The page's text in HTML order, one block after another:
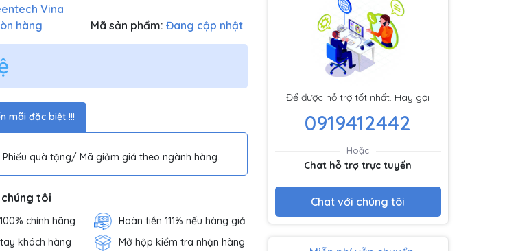
Vina
hàng Mã sản phẩm: Đang cập nhật
mãi đặc biệt !!!
quà tặng/ Mã giảm giá theo ngành hàng.
tôi
chính hãng
Hoàn tiền 111% nếu hàng giả
khách hàng
Mở hộp kiểm tra nhận hàng
Để được hỗ trợ tốt nhất. Hãy gọi
0919412442
Hoặc
Chat hỗ trợ trực tuyến
Chat với chúng tôi